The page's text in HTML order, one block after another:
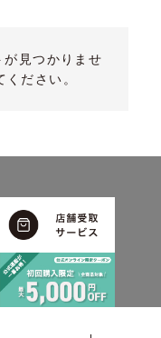
見つかりませ
ださい。